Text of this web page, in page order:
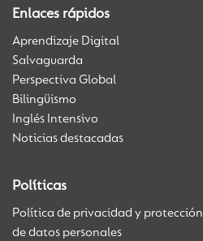
Enlaces rápidos
Aprendizaje Digital
Salvaguarda
Perspectiva Global
Bilingüismo
Inglés Intensivo
Noticias destacadas
Políticas
Política de privacidad y protección
de datos personales